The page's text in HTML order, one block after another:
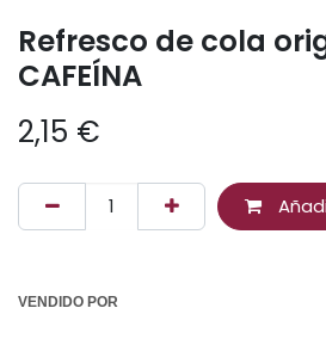
Refresco de cola
CAFEÍNA
2,15 €
VENDIDO POR